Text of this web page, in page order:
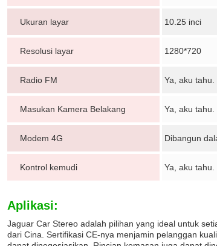
Ukuran layar 10.25 inci
Resolusi layar 1280*720
Radio FM Ya, aku tahu.
Masukan Kamera Belakang Ya, aku tahu.
Modem 4G Dibangun
Kontrol kemudi Ya, aku tahu.
Aplikasi:
Jaguar Car Stereo adalah pilihan yang ideal untuk
dari Cina. Sertifikasi CE-nya menjamin pelanggan